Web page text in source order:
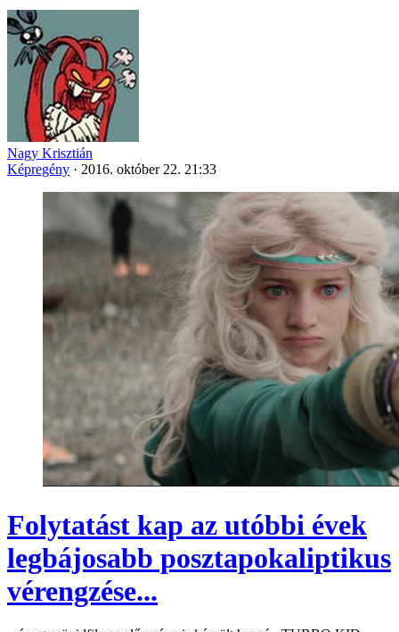
Nagy Krisztián
Képregény · 2016. október 22. 21:33
Folytatást kap az utóbbi évek
legbájosabb posztapokaliptikus
vérengzése...